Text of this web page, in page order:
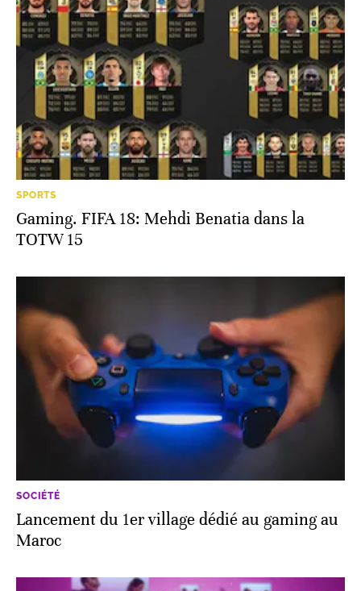
SPORTS
Gaming. FIFA 18: Mehdi Benatia dans la
TOTW 15
SOCIÉTÉ
Lancement du 1er village dédié au gaming au
Maroc